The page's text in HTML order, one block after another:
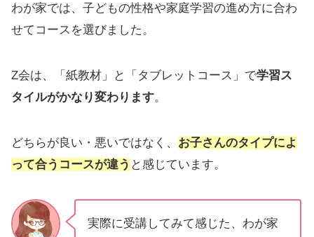
わが家では、子どもの性格や家庭学習の進め方に合わ
せてコースを選びました。
Z会は、「紙教材」と「タブレットコース」で学習ス
タイルがかなり変わります。
どちらが良い・悪いではなく、 お子さんのタイプによ
って合うコースが違う と感じています。
実際に受講してみて感じた、わが家